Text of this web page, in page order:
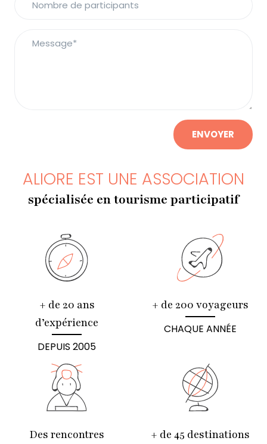
ENVOYER
ALIORE EST UNE ASSOCIATION
spécialisée en tourisme participatif
+ de 20 ans
d’expérience
DEPUIS 2005
+ de 200 voyageurs
CHAQUE ANNÉE
Des rencontres
+ de 45 destinations